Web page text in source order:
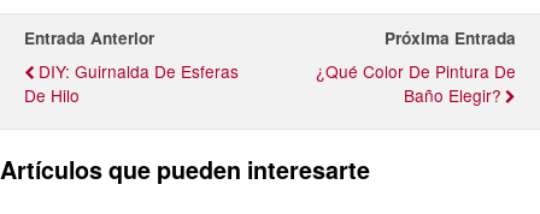
Entrada Anterior
DIY: Guirnalda De Esferas
De Hilo
Próxima Entrada
¿Qué Color De Pintura De
Baño Elegir?
Artículos que pueden interesarte